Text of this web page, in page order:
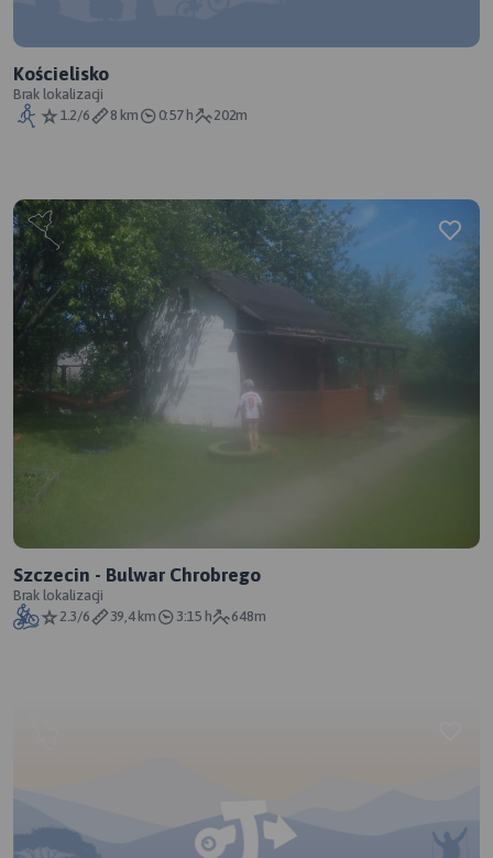
Kościelisko
Brak lokalizacji
1.2/6
8 km 0:57 h 202m
Szczecin - Bulwar Chrobrego
Brak lokalizacji
2.3/6
39,4 km 3:15 h 648m